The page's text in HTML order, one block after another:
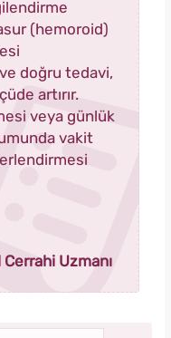
(hemoroid)
doğru tedavi,
artırır.
veya günlük
vakit
Uzmanı